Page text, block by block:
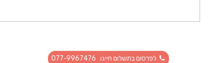
לפרסום בתשלום חייגו 077-9967476